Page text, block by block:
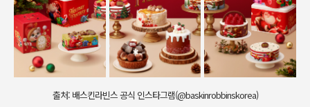
출처: 배스킨라빈스 공식 인스타그램(@baskinrobbinskorea)